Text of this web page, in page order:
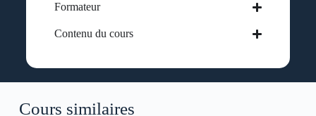
Formateur
Contenu du cours
Cours similaires